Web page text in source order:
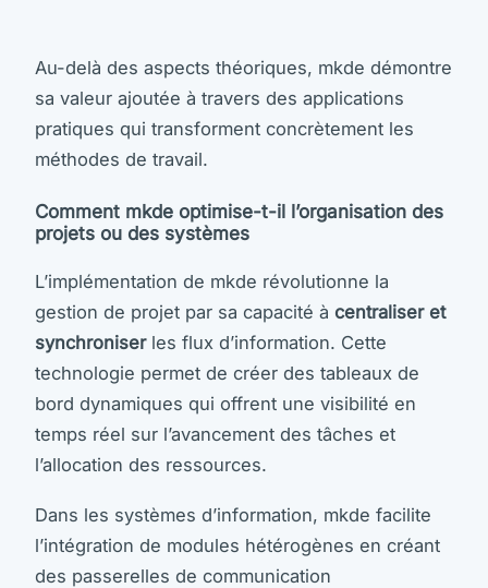
Au-delà des aspects théoriques, mkde démontre
sa valeur ajoutée à travers des applications
pratiques qui transforment concrètement les
méthodes de travail.
Comment mkde optimise-t-il l’organisation des
projets ou des systèmes
L’implémentation de mkde révolutionne la
gestion de projet par sa capacité à centraliser et
synchroniserles flux d’information. Cette
technologie permet de créer des tableaux de
bord dynamiques qui offrent une visibilité en
temps réel sur l’avancement des tâches et
l’allocation des ressources.
Dans les systèmes d’information, mkde facilite
l’intégration de modules hétérogènes en créant
des passerelles de communication